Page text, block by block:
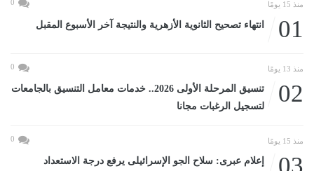
منذ 15 يومًا 0
01 انتهاء تصحيح الثانوية الأزهرية والنتيجة آخر الأسبوع المقبل
منذ 13 يومًا 0
02
تنسيق المرحلة الأولى 2026.. خدمات معامل التنسيق بالجامعات
لتسجيل الرغبات مجانا
منذ 15 يومًا 0
03
إعلام عبرى: سلاح الجو الإسرائيلى يرفع درجة الاستعداد